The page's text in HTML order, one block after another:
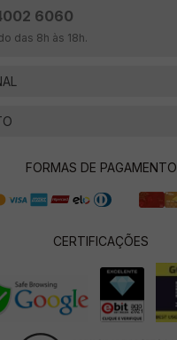
6060
das 8h às 18h.
FORMAS DE PAGAMENTO
CERTIFICAÇÕES